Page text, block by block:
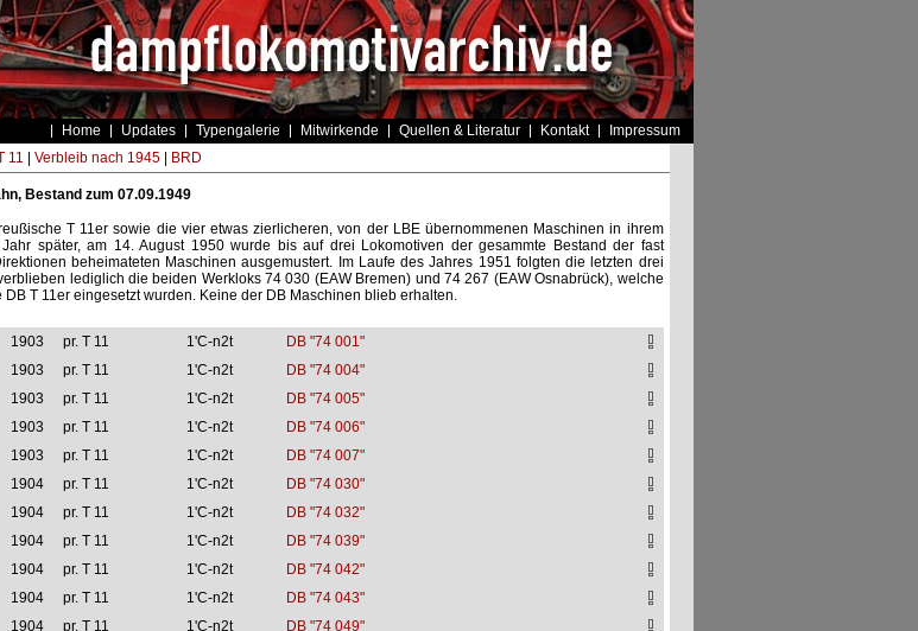
Home Updates Typengalerie Mitwirkende Quellen & Literatur Kontakt Impressum
11 Verbleib nach 1945| BRD
Bestand zum 07.09.1949
T 11er sowie die vier etwas zierlicheren, von der LBE übernommenen Maschinen in ihrem
später, am 14. August 1950 wurde bis auf drei Lokomotiven der gesammte Bestand der fast
beheimateten Maschinen ausgemustert. Im Laufe des Jahres 1951 folgten die letzten drei
lediglich die beiden Werkloks 74 030 (EAW Bremen) und 74 267 (EAW Osnabrück), welche
T 11er eingesetzt wurden. Keine der DB Maschinen blieb erhalten.
1903 pr. T 11 1'C-n2t
DB "74 001"
1903 pr. T 11 1'C-n2t
DB "74 004"
1903 pr. T 11 1'C-n2t
DB "74 005"
1903 pr. T 11 1'C-n2t
DB "74 006"
1903 pr. T 11 1'C-n2t
DB "74 007"
1904 pr. T 11 1'C-n2t
DB "74 030"
1904 pr. T 11 1'C-n2t
DB "74 032"
1904 pr. T 11 1'C-n2t
DB "74 039"
1904 pr. T 11 1'C-n2t
DB "74 042"
1904 pr. T 11 1'C-n2t
DB "74 043"
1904 pr. T 11 1'C-n2t
DB "74 049"